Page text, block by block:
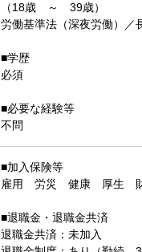
（18歳 ～ 39歳）
労働基準法（深夜労働）／
■学歴
必須
■必要な経験等
不問
■加入保険等
雇用 労災 健康 厚生
■退職金・退職金共済
退職金共済：未加入